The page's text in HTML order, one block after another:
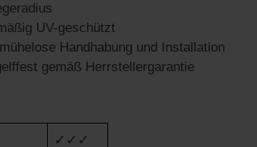
UV-geschützt
Handhabung und Installation
gemäß Herrstellergarantie
✓✓✓